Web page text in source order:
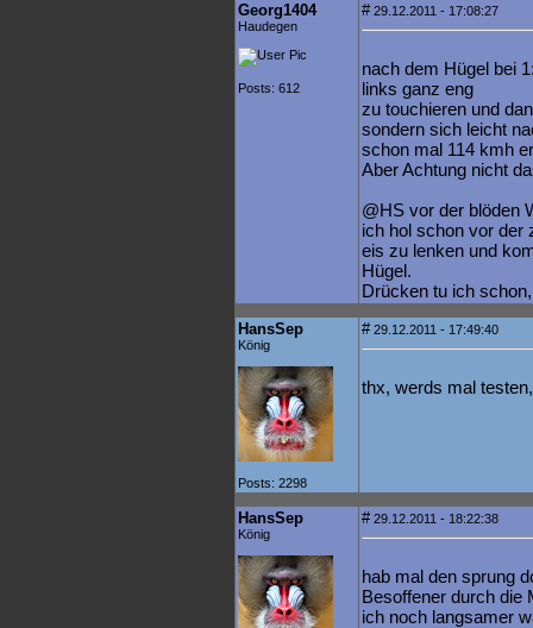
Georg1404
Haudegen
Posts: 612
#29.12.2011 - 17:08:27
nach dem Hügel bei
links ganz eng
zu touchieren und
sondern sich leicht
schon mal 114 kmh
Aber Achtung nicht
@HS vor der blöden
ich hol schon vor der
eis zu lenken und
Hügel.
Drücken tu ich
HansSep
König
Posts: 2298
#29.12.2011 - 17:49:40
thx, werds mal
HansSep
König
#29.12.2011 - 18:22:38
hab mal den sprung
Besoffener durch die
ich noch langsamer